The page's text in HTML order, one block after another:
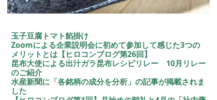
玉子豆腐トマト餡掛け
Zoomによる企業説明会に初めて参加して感じた3つの
メリットとは【ヒロコンブログ第26回】
昆布大使による出汁ガラ昆布レシピリレー 10月リレー
のご紹介
水産新聞に「各銘柄の成分を分析」の記事が掲載されま
した